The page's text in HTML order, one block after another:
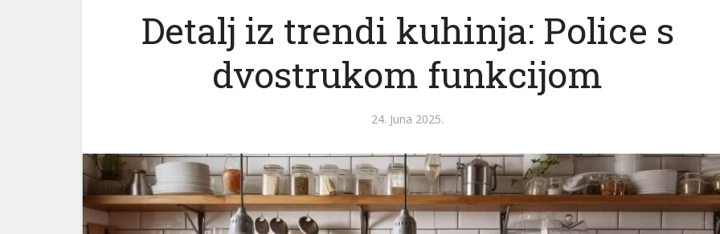
Detalj iz trendi kuhinja: Police s
dvostrukom funkcijom
24. Juna 2025.